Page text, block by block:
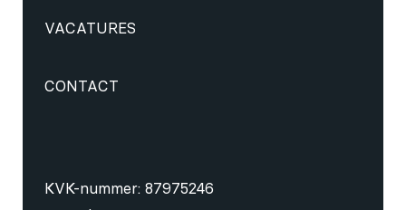
VACATURES
CONTACT
KVK-nummer: 87975246